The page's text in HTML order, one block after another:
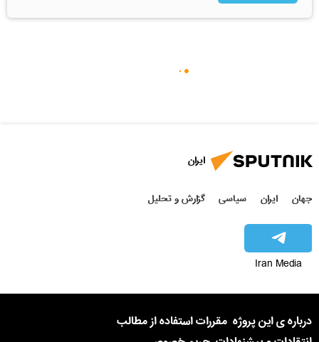
ایران
جهان ایران سیاسی گزارش و تحلیل
Iran Media
درباره ی این پروژه مقررات استفاده از مطالب